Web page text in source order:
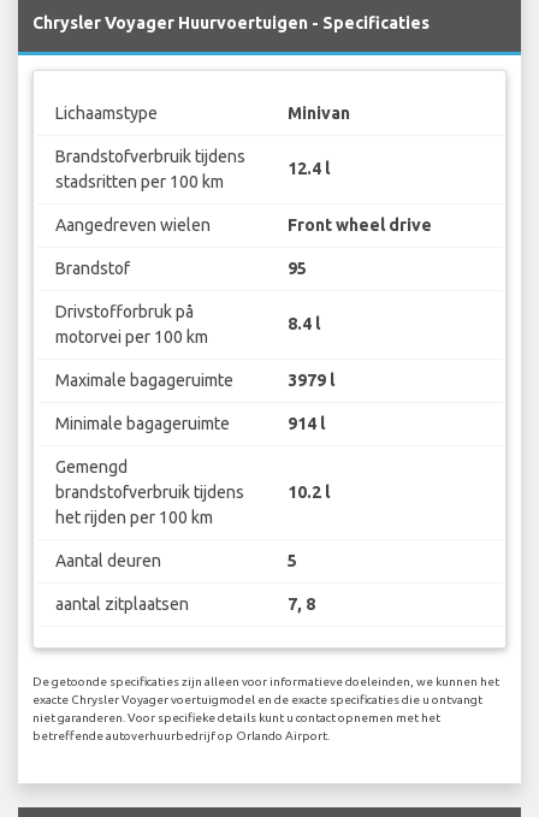
Chrysler Voyager Huurvoertuigen - Specificaties
Lichaamstype Minivan
Brandstofverbruik tijdens
stadsritten per 100 km
12.4 l
Aangedreven wielen Front wheel drive
Brandstof 95
Drivstofforbruk på
motorvei per 100 km
8.4 l
Maximale bagageruimte 3979 l
Minimale bagageruimte 914 l
Gemengd
brandstofverbruik tijdens
het rijden per 100 km
10.2 l
Aantal deuren 5
aantal zitplaatsen 7, 8
De getoonde specificaties zijn alleen voor informatieve doeleinden, we kunnen het
exacte Chrysler Voyager voertuigmodel en de exacte specificaties die u ontvangt
niet garanderen. Voor specifieke details kunt u contact opnemen met het
betreffende autoverhuurbedrijf op Orlando Airport.